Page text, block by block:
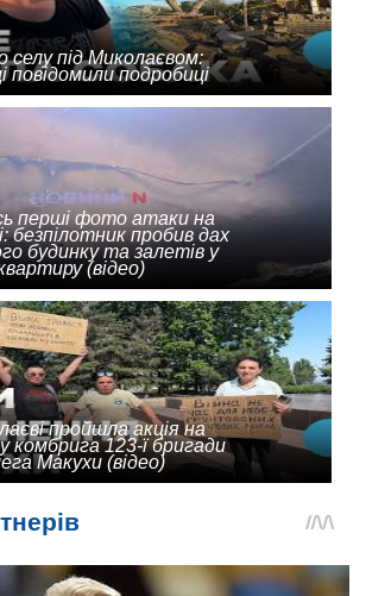
селу під Миколаєвом:
повідомили подробиці
перші фото атаки на
безпілотник пробив дах
будинку та залетів у
(відео)
пройшла акція на
комбрига 123-ї бригади
Макухи (відео)